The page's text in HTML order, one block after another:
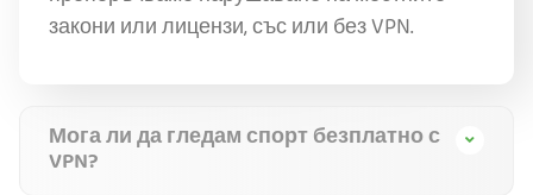
закони или лицензи, със или без VPN.
Мога ли да гледам спорт безплатно с
VPN?